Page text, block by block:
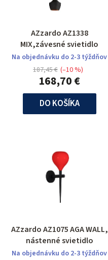
AZzardo AZ1338
MIX,závesné svietidlo
Na objednávku do 2-3 týždňov
168,70 €
187,45 € (–10 %)
DO KOŠÍKA
AZzardo AZ1075 AGA WALL,
nástenné svietidlo
Na objednávku do 2-3 týždňov